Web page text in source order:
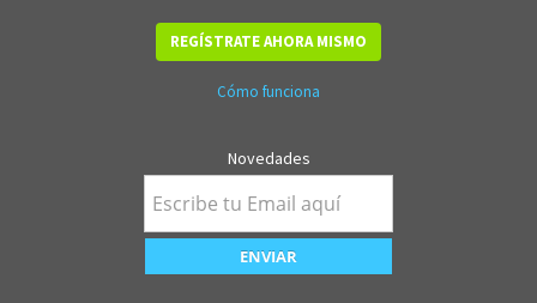
REGÍSTRATE AHORA MISMO
Cómo funciona
Novedades